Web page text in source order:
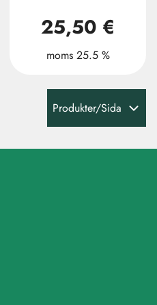
25,50 €
moms 25.5 %
Produkter/Sida